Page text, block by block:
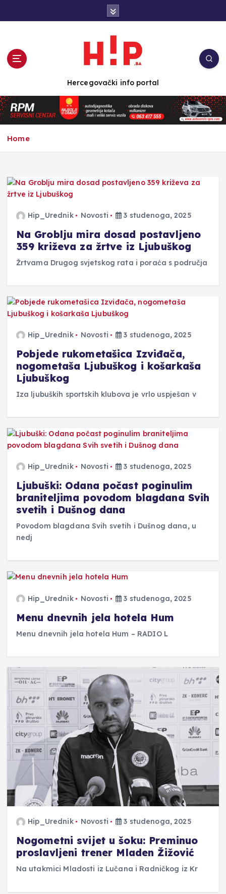
n
t
e
Hercegovački info portal
Home
Hip_Urednik Novosti 3 studenoga, 2025
Na Groblju mira dosad postavljeno
359 križeva za žrtve iz Ljubuškog
Žrtvama Drugog svjetskog rata i poraća s područja
Hip_Urednik Novosti 3 studenoga, 2025
Pobjede rukometašica Izviđača,
nogometaša Ljubuškog i košarkaša
Ljubuškog
Iza ljubuških sportskih klubova je vrlo uspješan v
Hip_Urednik Novosti 3 studenoga, 2025
Ljubuški: Odana počast poginulim
braniteljima povodom blagdana Svih
svetih i Dušnog dana
Povodom blagdana Svih svetih i Dušnog dana, u
nedj
Hip_Urednik Novosti 3 studenoga, 2025
Menu dnevnih jela hotela Hum
Menu dnevnih jela hotela Hum – RADIO L
Hip_Urednik Novosti 3 studenoga, 2025
Nogometni svijet u šoku: Preminuo
proslavljeni trener Mladen Žižović
Na utakmici Mladosti iz Lučana i Radničkog iz Kr